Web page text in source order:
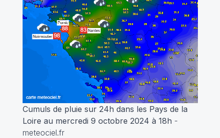
Cumuls de pluie sur 24h dans les Pays de la
Loire au mercredi 9 octobre 2024 à 18h -
meteociel.fr